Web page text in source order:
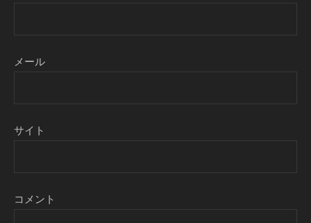
メール
サイト
コメント